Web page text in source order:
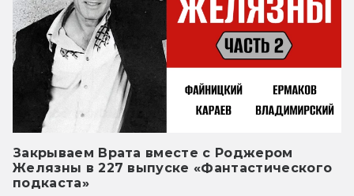
Закрываем Врата вместе с Роджером
Желязны в 227 выпуске «Фантастического
подкаста»